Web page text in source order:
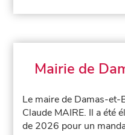
Mairie de
Le maire de Damas-
Claude MAIRE. Il a été
de 2026 pour un